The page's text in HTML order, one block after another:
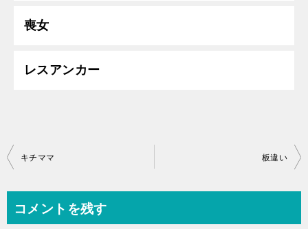
喪女
レスアンカー
投
ビ
キチママ 板違い
コメントを残す